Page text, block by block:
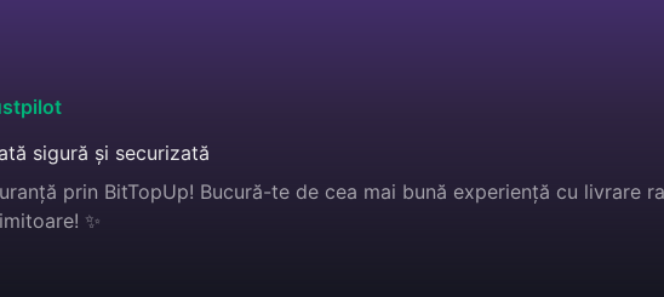
sigură și securizată
prin BitTopUp! Bucură-te de cea mai bună experiență cu livrare
✨